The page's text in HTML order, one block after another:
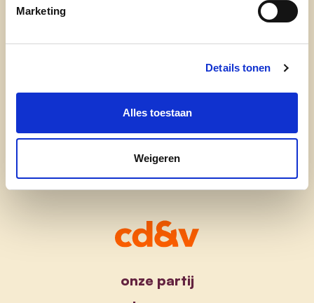
Marketing
Details tonen
Alles toestaan
Weigeren
Postcode
privacyvoorwaarden.
onze partij